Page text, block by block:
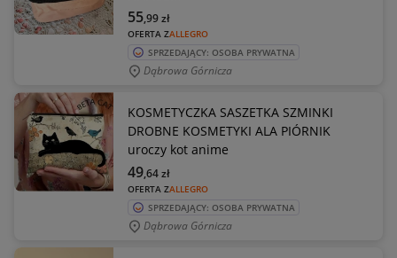
OFERTA ZALLEGRO
55,99zł
SPRZEDAJĄCY: OSOBA PRYWATNA
Dąbrowa Górnicza
KOSMETYCZKA SASZETKA SZMINKI
DROBNE KOSMETYKI ALA PIÓRNIK
uroczy kot anime
OFERTA ZALLEGRO
49,64zł
SPRZEDAJĄCY: OSOBA PRYWATNA
Dąbrowa Górnicza